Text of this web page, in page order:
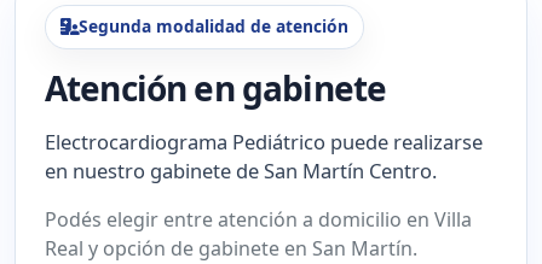
Segunda modalidad de atención
Atención en gabinete
Electrocardiograma Pediátrico puede realizarse
en nuestro gabinete de San Martín Centro.
Podés elegir entre atención a domicilio en Villa
Real y opción de gabinete en San Martín.